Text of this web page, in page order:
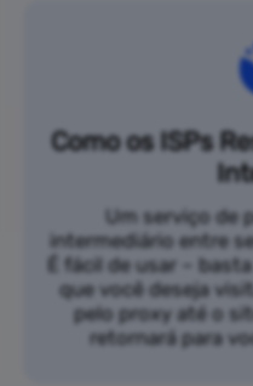
Como os ISPs
Um serviço de
intermediário entre
É fácil de usar –
que você deseja
pelo proxy até o
retornará para